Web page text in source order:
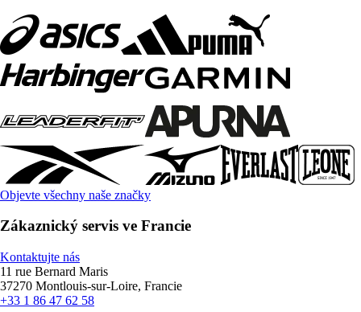
Objevte všechny naše značky
Zákaznický servis ve Francie
Kontaktujte nás
11 rue Bernard Maris
37270 Montlouis-sur-Loire, Francie
+33 1 86 47 62 58